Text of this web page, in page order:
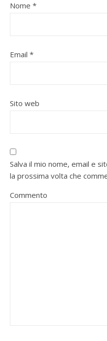
Nome *
Email *
Sito web
Salva il mio nome, email e
la prossima volta che
Commento